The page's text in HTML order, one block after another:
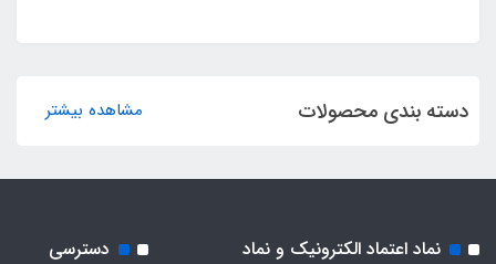
دسته بندی محصولات مشاهده بیشتر
نماد اعتماد الکترونیک و نماد
دسترسی